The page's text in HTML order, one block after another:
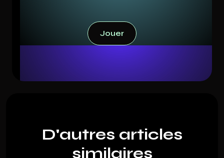
Jouer
Jouer
D'autres articles
similaires